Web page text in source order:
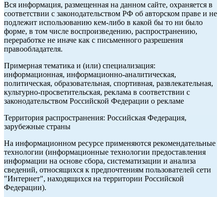
Вся информация, размещенная на данном сайте, охраняется в
соответствии с законодательством РФ об авторском праве и не
подлежит использованию кем-либо в какой бы то ни было
форме, в том числе воспроизведению, распространению,
переработке не иначе как с письменного разрешения
правообладателя.
Примерная тематика и (или) специализация:
информационная, информационно-аналитическая,
политическая, образовательная, спортивная, развлекательная,
культурно-просветительская, реклама в соответствии с
законодательством Российской Федерации о рекламе
Территория распространения: Российская Федерация,
зарубежные страны
На информационном ресурсе применяются рекомендательные
технологии (информационные технологии предоставления
информации на основе сбора, систематизации и анализа
сведений, относящихся к предпочтениям пользователей сети
"Интернет", находящихся на территории Российской
Федерации).